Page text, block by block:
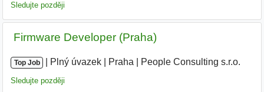
Sledujte později
‍ Firmware Developer (Praha)
Top Job Plný úvazek Praha People Consulting s.r.o.
Sledujte později